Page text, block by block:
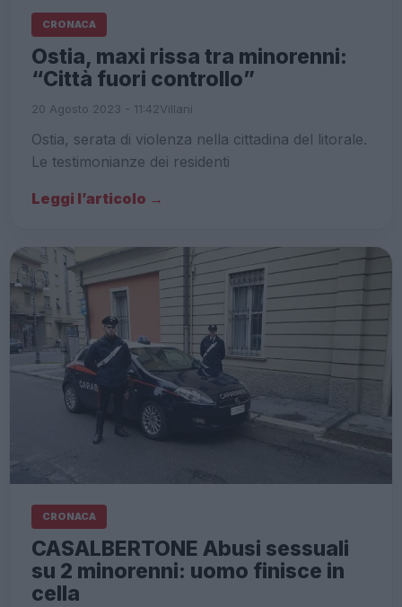
CRONACA
Ostia, maxi rissa tra minorenni:
“Città fuori controllo”
20 Agosto 2023 - 11:42Villani
Ostia, serata di violenza nella cittadina del litorale.
Le testimonianze dei residenti
Leggi l’articolo →
CRONACA
CASALBERTONE Abusi sessuali
su 2 minorenni: uomo finisce in
cella